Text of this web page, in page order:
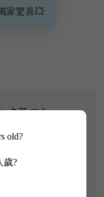
old?
歲?
家驚喜💥
名莊 Château
一個涼爽嘅年